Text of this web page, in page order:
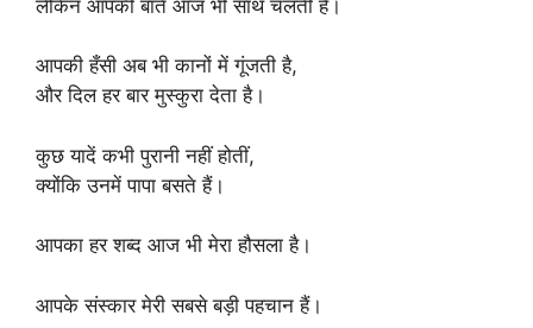
लेकिन आपकी बातें आज भी साथ चलती हैं।
आपकी हँसी अब भी कानों में गूंजती है,
और दिल हर बार मुस्कुरा देता है।
कुछ यादें कभी पुरानी नहीं होतीं,
क्योंकि उनमें पापा बसते हैं।
आपका हर शब्द आज भी मेरा हौसला है।
आपके संस्कार मेरी सबसे बड़ी पहचान हैं।